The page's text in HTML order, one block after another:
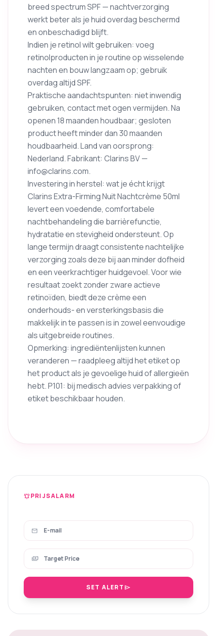
breed spectrum SPF — nachtverzorging
werkt beter als je huid overdag beschermd
en onbeschadigd blijft.
Indien je retinol wilt gebruiken: voeg
retinolproducten in je routine op wisselende
nachten en bouw langzaam op; gebruik
overdag altijd SPF.
Praktische aandachtspunten: niet inwendig
gebruiken, contact met ogen vermijden. Na
openen 18 maanden houdbaar; gesloten
product heeft minder dan 30 maanden
houdbaarheid. Land van oorsprong:
Nederland. Fabrikant: Clarins BV —
info@clarins.com.
Investering in herstel: wat je écht krijgt
Clarins Extra-Firming Nuit Nachtcrème 50ml
levert een voedende, comfortabele
nachtbehandeling die barrièrefunctie,
hydratatie en stevigheid ondersteunt. Op
lange termijn draagt consistente nachtelijke
verzorging zoals deze bij aan minder dofheid
en een veerkrachtiger huidgevoel. Voor wie
resultaat zoekt zonder zware actieve
retinoïden, biedt deze crème een
onderhouds- en versterkingsbasis die
makkelijk in te passen is in zowel eenvoudige
als uitgebreide routines.
Opmerking: ingrediëntenlijsten kunnen
veranderen — raadpleeg altijd het etiket op
het product als je gevoelige huid of allergieën
hebt. P101: bij medisch advies verpakking of
etiket beschikbaar houden.
notifications_activePRIJSALARM
mail
payments
SET ALERTsend